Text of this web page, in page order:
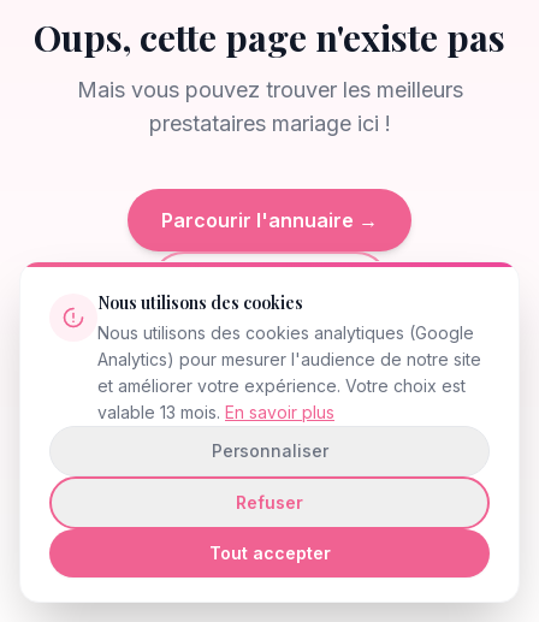
Oups, cette page n'existe pas
Mais vous pouvez trouver les meilleurs
prestataires mariage ici !
Parcourir l'annuaire →
404
Nous utilisons des cookies
Nous utilisons des cookies analytiques (Google
Analytics) pour mesurer l'audience de notre site
et améliorer votre expérience. Votre choix est
valable 13 mois. En savoir plus
Personnaliser
Refuser
Tout accepter